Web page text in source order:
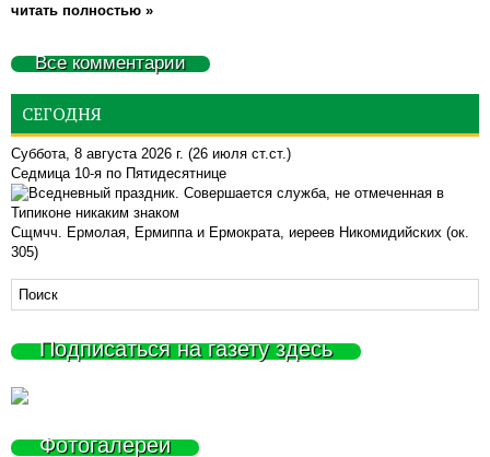
читать полностью »
Все комментарии
СЕГОДНЯ
Суббота, 8 августа 2026 г. (26 июля ст.ст.)
Седмица 10-я по Пятидесятнице
Сщмчч. Ермолая, Ермиппа и Ермократа, иереев Никомидийских (ок.
305)
Подписаться на газету здесь
Фотогалереи